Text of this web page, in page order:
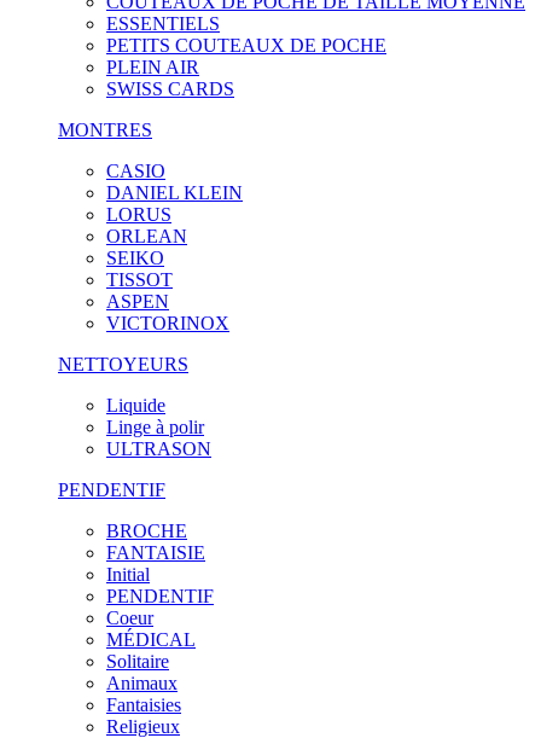
ESSENTIELS
PETITS COUTEAUX DE POCHE
PLEIN AIR
SWISS CARDS
MONTRES
CASIO
DANIEL KLEIN
LORUS
ORLEAN
SEIKO
TISSOT
ASPEN
VICTORINOX
NETTOYEURS
Liquide
Linge à polir
ULTRASON
PENDENTIF
BROCHE
FANTAISIE
Initial
PENDENTIF
Coeur
MÉDICAL
Solitaire
Animaux
Fantaisies
Religieux